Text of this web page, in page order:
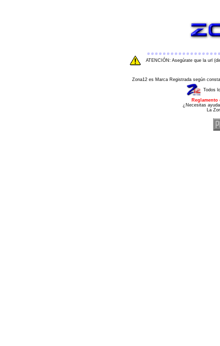
ATENCIÓN: Asegúrate que la url
Zona12 es Marca Registrada según
Todos
¿Necesitas
La